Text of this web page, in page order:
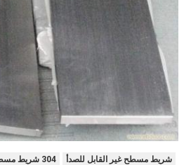
شريط مسطح غير القابل للصدأ
304 شريط مسطح الفولاذ المقاوم للصدأ